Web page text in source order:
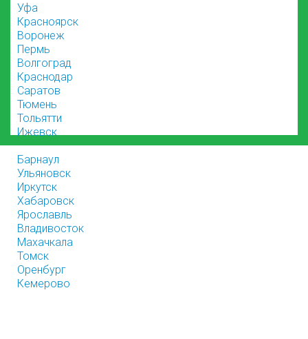
Уфа
Красноярск
Воронеж
Пермь
Волгоград
Краснодар
Саратов
Тюмень
Тольятти
Ижевск
Барнаул
Ульяновск
Иркутск
Хабаровск
Ярославль
Владивосток
Махачкала
Томск
Оренбург
Кемерово